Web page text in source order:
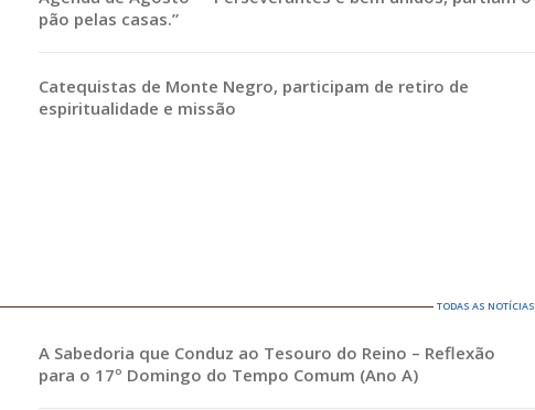
pão pelas casas.”
Catequistas de Monte Negro, participam de retiro de
espiritualidade e missão
TODAS AS NOTÍCIAS
A Sabedoria que Conduz ao Tesouro do Reino – Reflexão
para o 17º Domingo do Tempo Comum (Ano A)